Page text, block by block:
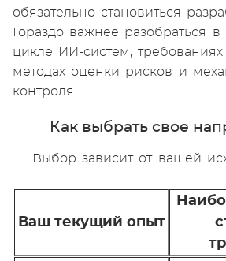
обязательно становиться
Гораздо важнее разобраться
цикле ИИ-систем,
методах оценки рисков и
контроля.
Как выбрать свое
Выбор зависит от вашей
Ваш текущий опыт